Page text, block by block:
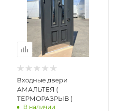
Входные двери
АМАЛЬТЕЯ (
ТЕРМОРАЗРЫВ )
В наличии